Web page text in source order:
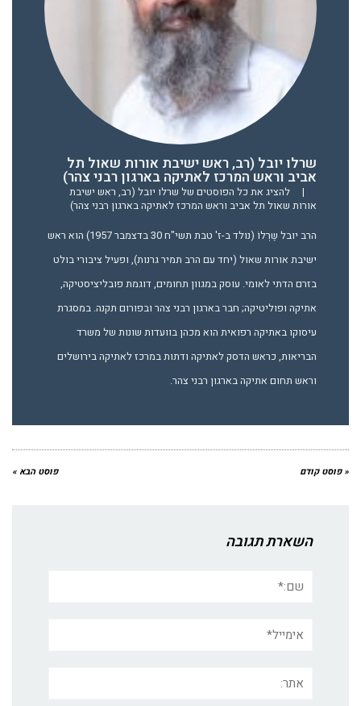
שרלו יובל (רב, ראש ישיבת אורות שאול תל
אביב וראש המרכז לאתיקה בארגון רבני צהר)
|
להציג את כל הפוסטים של שרלו יובל (רב, ראש ישיבת
אורות שאול תל אביב וראש המרכז לאתיקה בארגון רבני צהר)
הרב יובל שֶרְלוֹ (נולד ב-ז' טבת תשי"ח 30 בדצמבר 1957) הוא ראש
ישיבת אורות שאול (יחד עם הרב תמיר גרנות), ופעיל ציבורי בולט
בזרם הדתי לאומי. עוסק במגוון תחומים, דוגמת פובליציסטיקה,
אתיקה ופוליטיקה; חבר בארגון רבני צהר ובפורום תקנה. במסגרת
עיסוקו באתיקה רפואית הוא מכהן בוועדות שונות של משרד
הבריאות, כראש הדסק לאתיקה ודתות במרכז לאתיקה בירושלים
וראש תחום אתיקה בארגון רבני צהר.
« פוסט קודם פוסט הבא »
השארת תגובה